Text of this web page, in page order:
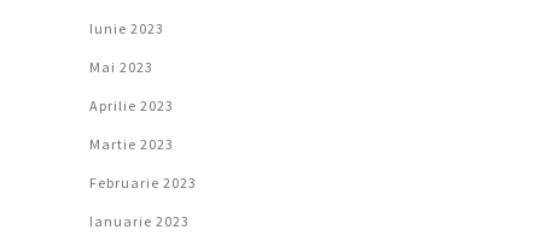
Iunie 2023
Mai 2023
Aprilie 2023
Martie 2023
Februarie 2023
Ianuarie 2023